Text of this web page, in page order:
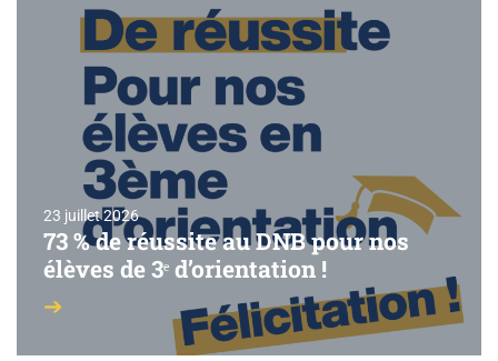
23 juillet 2026
73 % de réussite au DNB pour nos
élèves de 3ᵉ d’orientation !